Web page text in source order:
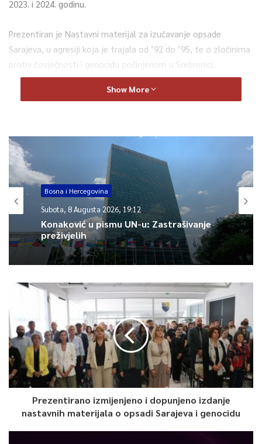
2023. i 2024. godinu.
Prezentiran je Nastavni materijal za izučavanje opsade
Sarajeva, u agresiji koja je trajala od ’92 do ’95, te o zločinima
protiv čovječnosti i genocidu počinjenom u Srebrenici.
Iz Ministarstva za odgoj i obrazovanje KS ističu da će ovaj
prošlosti, poznaju činjenice, te da u budućnosti zagovaraju mir.
Izgradnja novog međudržavnog mosta preko rijeke Tare, na
lokaciji Hum – Šćepan Polje, bila je glavna tema sastanka
ministra komunikacija i prometa BiH Edina Forte i ministrice
prometa Crne Gore Maje Vukićević.
Radovi sa bh. strane trebalo bi da počnu na proljeće, a sanirat
će se i pristupna cesta koja je jedna od najopasnijih u ovom
Dnevnik TVSA gledajte od 18:30 sati. Dnevnik možete gledati i
na našem Youtube kanalu.
Article Rating
Show More
Bosna i Hercegovina
Subota, 8 Augusta 2026, 19:12
Konaković u pismu UN-u: Zastrašivanje
preživjelih
Prezentirano izmijenjeno i dopunjeno izdanje
nastavnih materijala o opsadi Sarajeva i genocidu